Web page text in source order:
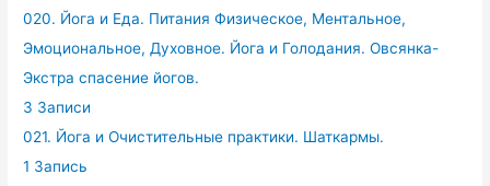
020. Йога и Еда. Питания Физическое, Ментальное,
Эмоциональное, Духовное. Йога и Голодания. Овсянка-
Экстра спасение йогов.
3 Записи
021. Йога и Очистительные практики. Шаткармы.
1 Запись